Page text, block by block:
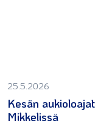
25.5.2026
Kesän
Mikkelissä